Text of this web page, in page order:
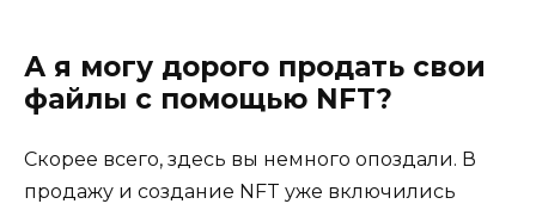
А я могу дорого продать свои
файлы с помощью NFT?
Скорее всего, здесь вы немного опоздали. В
продажу и создание NFT уже включились